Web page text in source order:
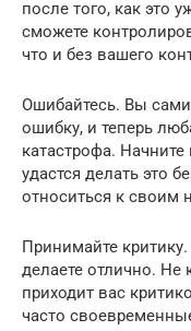
после того, как это
сможете
что и без вашего
Ошибайтесь. Вы
ошибку, и теперь
катастрофа.
удастся делать это
относиться к своим
Принимайте
делаете отлично.
приходит вас
часто